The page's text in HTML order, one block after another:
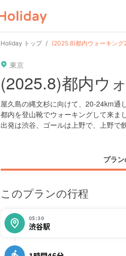
Holiday トップ (2025.8)都内ウォーキング
東京
(2025.8)都内ウ
屋久島の縄文杉に向けて、20-24km通
都内を登山靴でウォーキングして来ま
出発は渋谷、ゴールは上野で、上野で
プラ
このプランの行程
05:30
渋谷駅